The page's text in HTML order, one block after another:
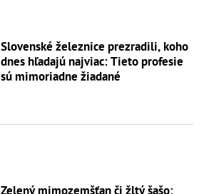
Slovenské železnice prezradili, koho
dnes hľadajú najviac: Tieto profesie
sú mimoriadne žiadané
Zelený mimozemšťan či žltý šašo: